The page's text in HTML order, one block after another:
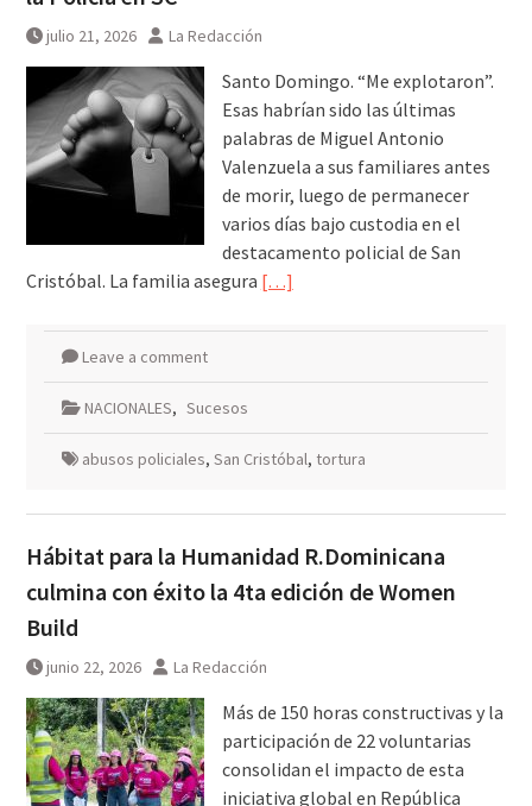
julio 21, 2026 La Redacción
Santo Domingo. “Me explotaron”.
Esas habrían sido las últimas
palabras de Miguel Antonio
Valenzuela a sus familiares antes
de morir, luego de permanecer
varios días bajo custodia en el
destacamento policial de San
Cristóbal. La familia asegura […]
Leave a comment
NACIONALES, Sucesos
abusos policiales, San Cristóbal, tortura
Hábitat para la Humanidad R.Dominicana
culmina con éxito la 4ta edición de Women
Build
junio 22, 2026 La Redacción
Más de 150 horas constructivas y la
participación de 22 voluntarias
consolidan el impacto de esta
iniciativa global en República